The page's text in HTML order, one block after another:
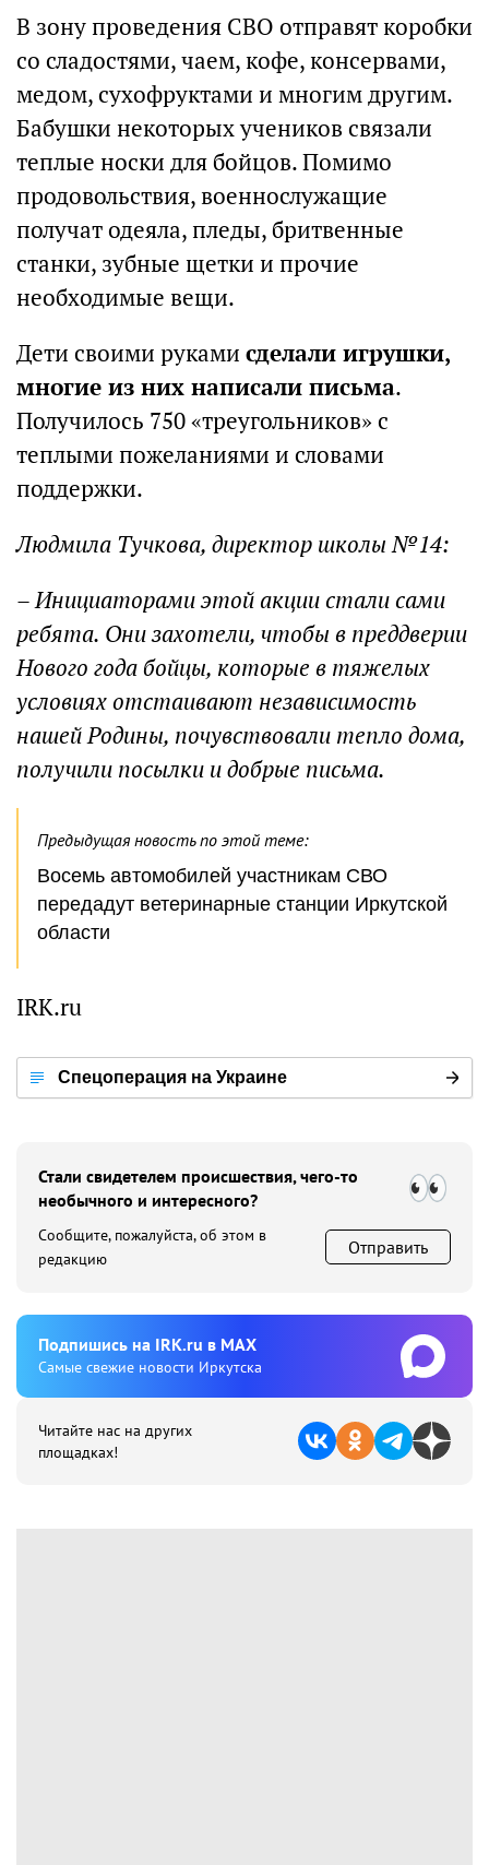
В зону проведения СВО отправят коробки
со сладостями, чаем, кофе, консервами,
медом, сухофруктами и многим другим.
Бабушки некоторых учеников связали
теплые носки для бойцов. Помимо
продовольствия, военнослужащие
получат одеяла, пледы, бритвенные
станки, зубные щетки и прочие
необходимые вещи.
Дети своими руками сделали игрушки,
многие из них написали письма.
Получилось 750 «треугольников» с
теплыми пожеланиями и словами
поддержки.
Людмила Тучкова, директор школы №14:
– Инициаторами этой акции стали сами
ребята. Они захотели, чтобы в преддверии
Нового года бойцы, которые в тяжелых
условиях отстаивают независимость
нашей Родины, почувствовали тепло дома,
получили посылки и добрые письма.
Предыдущая новость по этой теме:
Восемь автомобилей участникам СВО
передадут ветеринарные станции Иркутской
области
IRK.ru
Спецоперация на Украине
Стали свидетелем происшествия, чего-то
необычного и интересного?
Сообщите, пожалуйста, об этом в
редакцию
Отправить
Подпишиcь на IRK.ru в MAX
Cамые свежие новости Иркутска
Читайте нас на других
площадках!